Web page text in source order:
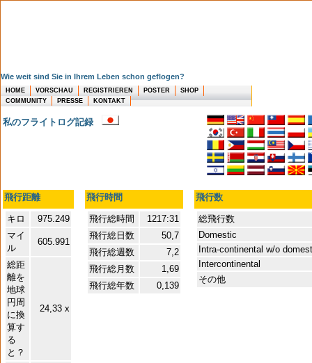
Wie weit sind Sie in Ihrem Leben schon geflogen?
HOME VORSCHAU REGISTRIEREN POSTER
SHOP
COMMUNITY
PRESSE KONTAKT
私のフライトログ記録
飛行距離 飛行時間 飛行数
キロ
975.249
マイ
ル
605.991
総距
離を
地球
円周
に換
算す
る
と？
24,33 x
飛行総時間
1217:31
飛行総日数
50,7
飛行総週数
7,2
飛行総月数
1,69
飛行総年数
0,139
総飛行数
Domestic
Intra-continental w/o
Intercontinental
その他